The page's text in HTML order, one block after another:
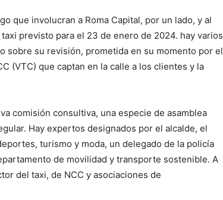
que involucran a Roma Capital, por un lado, y al
previsto para el 23 de enero de 2024. hay varios
sobre su revisión, prometida en su momento por el
(VTC) que captan en la calle a los clientes y la
comisión consultiva, una especie de asamblea
Hay expertos designados por el alcalde, el
turismo y moda, un delegado de la policía
de movilidad y transporte sostenible. A
del taxi, de NCC y asociaciones de